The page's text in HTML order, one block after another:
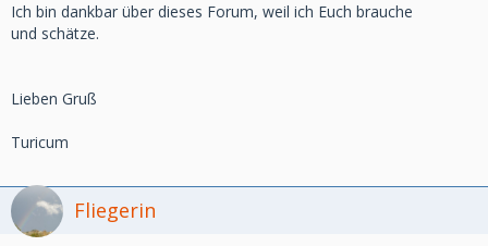
Ich bin dankbar über dieses Forum, weil ich Euch brauche
und schätze.
Lieben Gruß
Turicum
Fliegerin